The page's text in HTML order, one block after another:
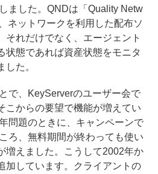
ました。QNDは「Quality Netw
ネットワークを利用した配布ソ
それだけでなく、エージェント
状態であれば資産状態をモニタ
た。
で、KeyServerのユーザー会で
こからの要望で機能が増えてい
問題のときに、キャンペーンで
ろ、無料期間が終わっても使い
増えました。こうして2002年か
加しています。クライアントの